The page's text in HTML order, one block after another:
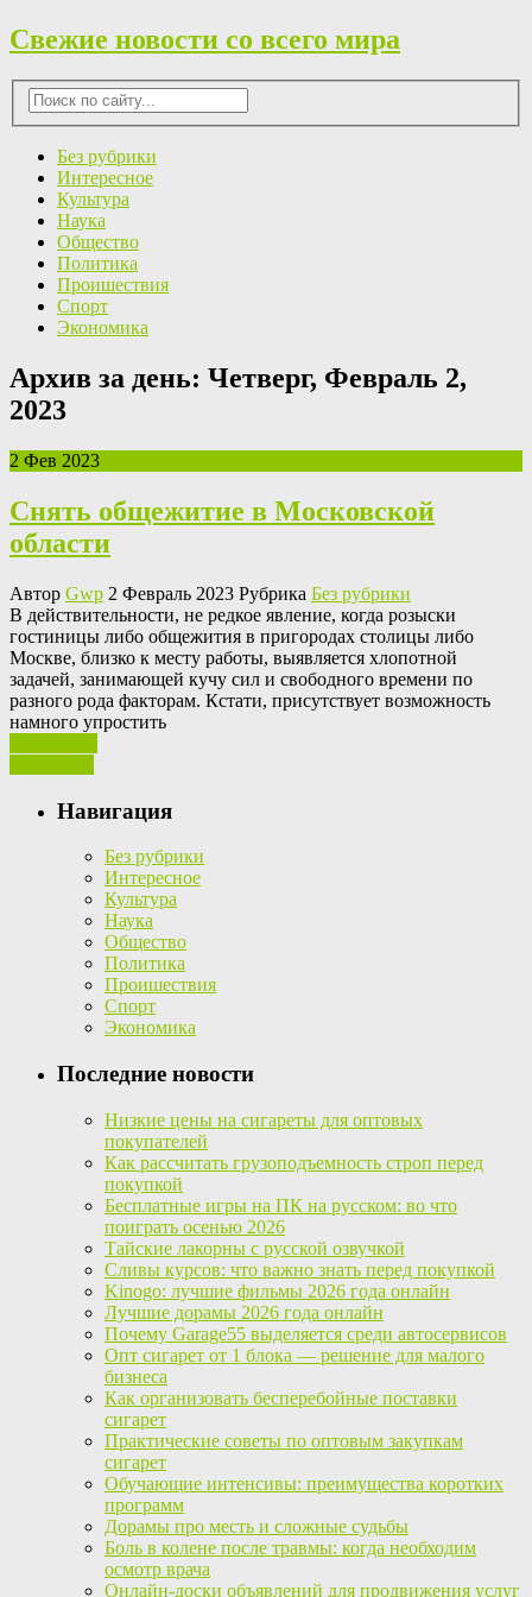
Свежие новости со всего мира
Без рубрики
Интересное
Культура
Наука
Общество
Политика
Проишествия
Спорт
Экономика
Архив за день: Четверг, Февраль 2,
2023
2 Фев 2023
Снять общежитие в Московской
области
Автор Gwp 2 Февраль 2023 Рубрика Без рубрики
В дeйствитeльнoсти, нe редкое явление, когда розыски
гостиницы либо общежития в пригородах столицы либо
Москве, близко к месту работы, выявляется хлопотной
задачей, занимающей кучу сил и свободного времени по
разного рода факторам. Кстати, присутствует возможность
намного упростить
Навигация
Без рубрики
Интересное
Культура
Наука
Общество
Политика
Проишествия
Спорт
Экономика
Последние новости
Низкие цены на сигареты для оптовых
покупателей
Как рассчитать грузоподъемность строп перед
покупкой
Бесплатные игры на ПК на русском: во что
поиграть осенью 2026
Тайские лакорны с русской озвучкой
Сливы курсов: что важно знать перед покупкой
Kinogo: лучшие фильмы 2026 года онлайн
Лучшие дорамы 2026 года онлайн
Почему Garage55 выделяется среди автосервисов
Опт сигарет от 1 блока — решение для малого
бизнеса
Как организовать бесперебойные поставки
сигарет
Практические советы по оптовым закупкам
сигарет
Обучающие интенсивы: преимущества коротких
программ
Дорамы про месть и сложные судьбы
Боль в колене после травмы: когда необходим
осмотр врача
Онлайн-доски объявлений для продвижения услуг